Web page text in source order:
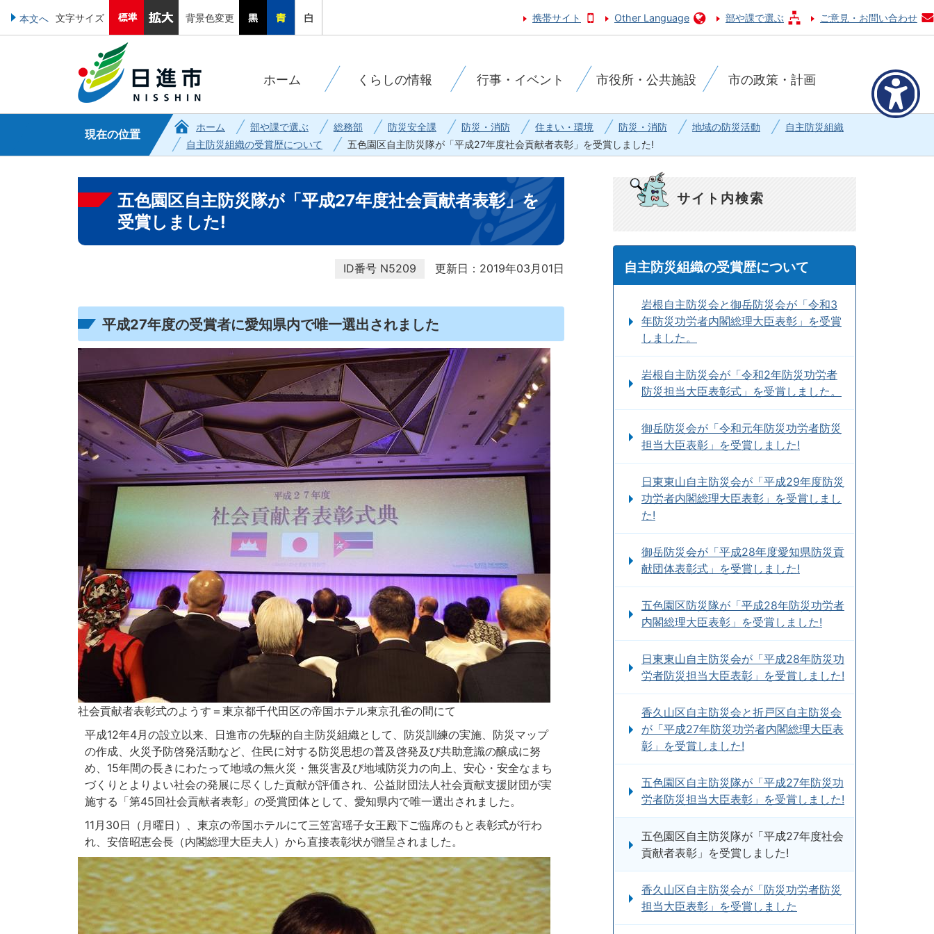
本文へ 文字サイズ 背景色変更 携帯サイト Other Language 部や課で選ぶ ご意見・お問い合わせ
ホーム くらしの情報 行事・イベント 市役所・公共施設 市の政策・計画
現在の位置
ホーム 部や課で選ぶ 総務部 防災安全課 防災・消防 住まい・環境 防災・消防 地域の防災活動
自主防災組織
自主防災組織の受賞歴について
五色園区自主防災隊が「平成27年度社会貢献者表彰」を受賞しました!
五色園区自主防災隊が「平成27年度社会貢献者表彰」を
受賞しました!
ID番号 N5209 更新日：2019年03月01日
平成27年度の受賞者に愛知県内で唯一選出されました
社会貢献者表彰式のようす＝東京都千代田区の帝国ホテル東京孔雀の間にて
平成12年4月の設立以来、日進市の先駆的自主防災組織として、防災訓練の実施、防災マップ
の作成、火災予防啓発活動など、住民に対する防災思想の普及啓発及び共助意識の醸成に努
め、15年間の長きにわたって地域の無火災・無災害及び地域防災力の向上、安心・安全なまち
づくりとよりよい社会の発展に尽くした貢献が評価され、公益財団法人社会貢献支援財団が実
施する「第45回社会貢献者表彰」の受賞団体として、愛知県内で唯一選出されました。
11月30日（月曜日）、東京の帝国ホテルにて三笠宮瑶子女王殿下ご臨席のもと表彰式が行わ
れ、安倍昭恵会長（内閣総理大臣夫人）から直接表彰状が贈呈されました。
サイト内検索
自主防災組織の受賞歴について
岩根自主防災会と御岳防災会が「令和3
年防災功労者内閣総理大臣表彰」を受賞
しました。
岩根自主防災会が「令和2年防災功労者
防災担当大臣表彰式」を受賞しました。
御岳防災会が「令和元年防災功労者防災
担当大臣表彰」を受賞しました!
日東東山自主防災会が「平成29年度防災
功労者内閣総理大臣表彰」を受賞しまし
た!
御岳防災会が「平成28年度愛知県防災貢
献団体表彰式」を受賞しました!
五色園区防災隊が「平成28年防災功労者
内閣総理大臣表彰」を受賞しました!
日東東山自主防災会が「平成28年防災功
労者防災担当大臣表彰」を受賞しました!
香久山区自主防災会と折戸区自主防災会
が「平成27年防災功労者内閣総理大臣表
彰」を受賞しました!
五色園区自主防災隊が「平成27年防災功
労者防災担当大臣表彰」を受賞しました!
五色園区自主防災隊が「平成27年度社会
貢献者表彰」を受賞しました!
香久山区自主防災会が「防災功労者防災
担当大臣表彰」を受賞しました